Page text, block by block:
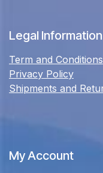
Legal Information
Term and Conditions
Privacy Policy
Shipments and
My Account